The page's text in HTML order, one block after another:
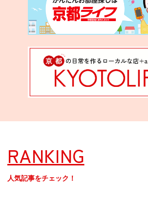
RANKING
人気記事をチェック！